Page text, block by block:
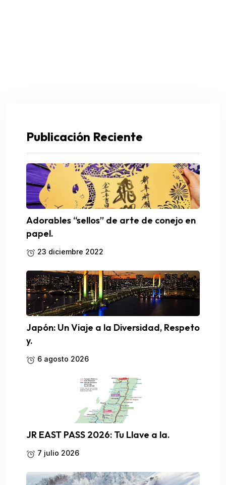
Publicación Reciente
Adorables “sellos” de arte de conejo en
papel.
23 diciembre 2022
Japón: Un Viaje a la Diversidad, Respeto
y.
6 agosto 2026
JR EAST PASS 2026: Tu Llave a la.
7 julio 2026